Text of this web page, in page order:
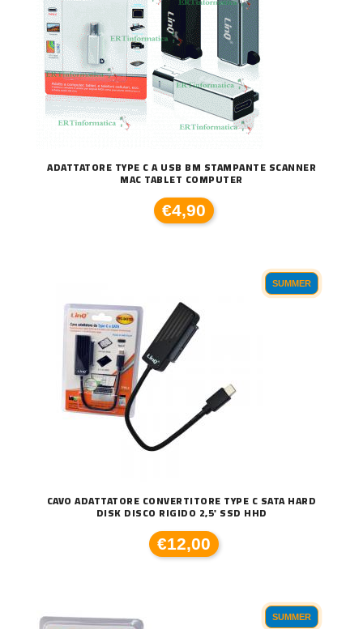
ADATTATORE TYPE C A USB BM STAMPANTE SCANNER
MAC TABLET COMPUTER
€4,90
SUMMER
CAVO ADATTATORE CONVERTITORE TYPE C SATA HARD
DISK DISCO RIGIDO 2,5' SSD HHD
€12,00
SUMMER